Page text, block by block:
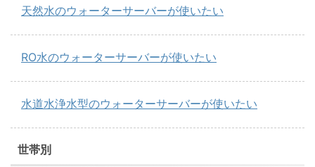
天然水のウォーターサーバーが使いたい
RO水のウォーターサーバーが使いたい
水道水浄水型のウォーターサーバーが使いたい
世帯別